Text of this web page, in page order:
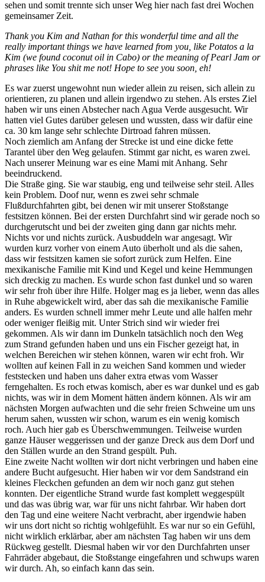
sehen und somit trennte sich unser Weg hier nach fast drei Wochen
gemeinsamer Zeit.
Thank you Kim and Nathan for this wonderful time and all the
really important things we have learned from you, like Potatos a la
Kim (we found coconut oil in Cabo) or the meaning of Pearl Jam or
phrases like You shit me not! Hope to see you soon, eh!
Es war zuerst ungewohnt nun wieder allein zu reisen, sich allein zu
orientieren, zu planen und allein irgendwo zu stehen. Als erstes Ziel
haben wir uns einen Abstecher nach Agua Verde ausgesucht. Wir
hatten viel Gutes darüber gelesen und wussten, dass wir dafür eine
ca. 30 km lange sehr schlechte Dirtroad fahren müssen.
Noch ziemlich am Anfang der Strecke ist und eine dicke fette
Tarantel über den Weg gelaufen. Stimmt gar nicht, es waren zwei.
Nach unserer Meinung war es eine Mami mit Anhang. Sehr
beeindruckend.
Die Straße ging. Sie war staubig, eng und teilweise sehr steil. Alles
kein Problem. Doof nur, wenn es zwei sehr schmale
Flußdurchfahrten gibt, bei denen wir mit unserer Stoßstange
festsitzen können. Bei der ersten Durchfahrt sind wir gerade noch so
durchgerutscht und bei der zweiten ging dann gar nichts mehr.
Nichts vor und nichts zurück. Ausbuddeln war angesagt. Wir
wurden kurz vorher von einem Auto überholt und als die sahen,
dass wir festsitzen kamen sie sofort zurück zum Helfen. Eine
mexikanische Familie mit Kind und Kegel und keine Hemmungen
sich dreckig zu machen. Es wurde schon fast dunkel und so waren
wir sehr froh über ihre Hilfe. Holger mag es ja lieber, wenn das alles
in Ruhe abgewickelt wird, aber das sah die mexikanische Familie
anders. Es wurden schnell immer mehr Leute und alle halfen mehr
oder weniger fleißig mit. Unter Strich sind wir wieder frei
gekommen. Als wir dann im Dunkeln tatsächlich noch den Weg
zum Strand gefunden haben und uns ein Fischer gezeigt hat, in
welchen Bereichen wir stehen können, waren wir echt froh. Wir
wollten auf keinen Fall in zu weichen Sand kommen und wieder
feststecken und haben uns daher extra etwas vom Wasser
ferngehalten. Es roch etwas komisch, aber es war dunkel und es gab
nichts, was wir in dem Moment hätten ändern können. Als wir am
nächsten Morgen aufwachten und die sehr freien Schweine um uns
herum sahen, wussten wir schon, warum es ein wenig komisch
roch. Auch hier gab es Überschwemmungen. Teilweise wurden
ganze Häuser weggerissen und der ganze Dreck aus dem Dorf und
den Ställen wurde an den Strand gespült. Puh.
Eine zweite Nacht wollten wir dort nicht verbringen und haben eine
andere Bucht aufgesucht. Hier haben wir vor dem Sandstrand ein
kleines Fleckchen gefunden an dem wir noch ganz gut stehen
konnten. Der eigentliche Strand wurde fast komplett weggespült
und das was übrig war, war für uns nicht fahrbar. Wir haben dort
den Tag und eine weitere Nacht verbracht, aber irgendwie haben
wir uns dort nicht so richtig wohlgefühlt. Es war nur so ein Gefühl,
nicht wirklich erklärbar, aber am nächsten Tag haben wir uns dem
Rückweg gestellt. Diesmal haben wir vor den Durchfahrten unser
Fahrräder abgebaut, die Stoßstange eingefahren und schwups waren
wir durch. Ah, so einfach kann das sein.